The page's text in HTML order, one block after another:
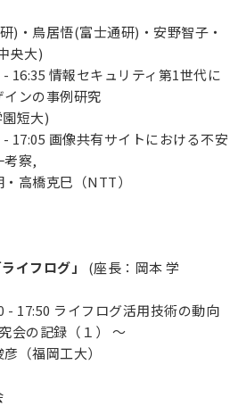
)・鳥居悟(富士通研)・安野智子・
央大)
- 16:35 情報セキュリティ第1世代に
ンの事例研究
短大)
- 17:05 画像共有サイトにおける不安
考察,
高橋克巳（NTT）
イフログ」
(座長：岡本 学
- 17:50 ライフログ活用技術の動向
会の記録（１） ～
（福岡工大）